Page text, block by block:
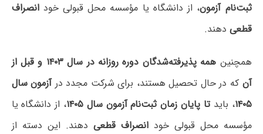
ثبت‌نام آزمون، از دانشگاه یا مؤسسه محل قبولی خودانصراف
قطعی دهند.
همچنین
همه پذیرفته‌شدگان دوره روزانه در سال ۱۴۰۳ و قبل از
آن که در حال تحصیل هستند، برای شرکت مجدد درآزمون سال
۱۴۰۵، بایدتا پایان زمان ثبت‌نام آزمون سال ۱۴۰۵
، از دانشگاه یا
مؤسسه محل قبولی خودانصراف قطعی دهند. این دسته از